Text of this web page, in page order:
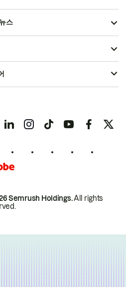
스
Semrush Holdings.All rights